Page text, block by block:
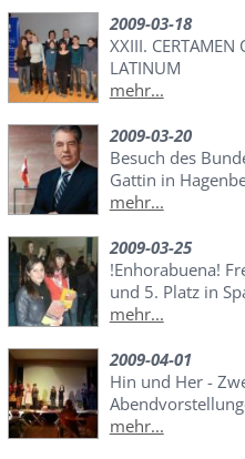
2009-03-18
XXIII. CERTAMEN
LATINUM
mehr...
2009-03-20
Besuch des
Gattin in
mehr...
2009-03-25
!Enhorabuena!
und 5. Platz in
mehr...
2009-04-01
Hin und Her -
mehr...